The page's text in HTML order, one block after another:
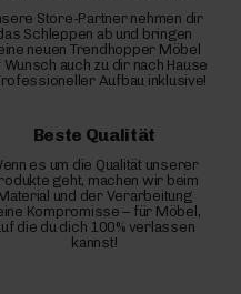
Store-Partner nehmen dir
Schleppen ab und bringen
neuen Trendhopper Möbel
Wunsch auch zu dir nach Hause
Aufbau inklusive!
Beste Qualität
es um die Qualität unserer
geht, machen wir beim
und der Verarbeitung
Kompromisse – für Möbel,
die du dich 100% verlassen
kannst!